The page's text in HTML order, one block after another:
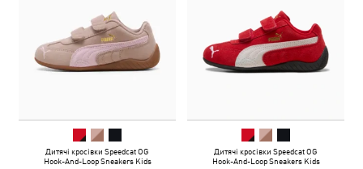
Дитячі кросівки Speedcat OG
Hook-And-Loop Sneakers Kids
Дитячі кросівки Speedcat OG
Hook-And-Loop Sneakers Kids